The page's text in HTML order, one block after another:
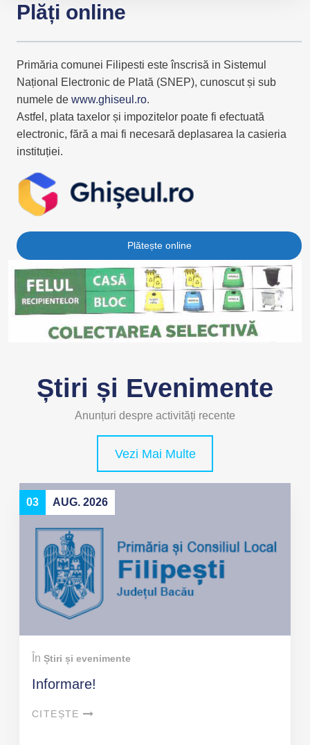
Plăți online
Primăria comunei Filipesti este înscrisă in Sistemul
Național Electronic de Plată (SNEP), cunoscut și sub
numele de www.ghiseul.ro.
Astfel, plata taxelor și impozitelor poate fi efectuată
electronic, fără a mai fi necesară deplasarea la casieria
instituției.
Plătește online
Știri și Evenimente
Anunțuri despre activități recente
Vezi Mai Multe
03 AUG. 2026
În Știri și evenimente
Informare!
CITEȘTE